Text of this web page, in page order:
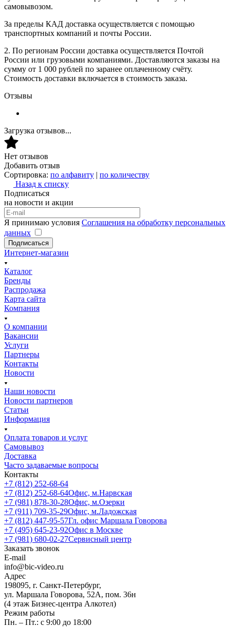
самовывозом.
За пределы КАД доставка осуществляется с помощью
транспортных компаний и почты России.
2. По регионам России доставка осуществляется Почтой
России или грузовыми компаниями. Доставляются заказы на
сумму от 1 000 рублей по заранее оплаченному счёту.
Стоимость доставки включается в стоимость заказа.
Отзывы
Загрузка отзывов...
Нет отзывов
Добавить отзыв
Сортировка: по алфавиту | по количеству
Назад к списку
Подписаться
на новости и акции
Я принимаю условия Соглашения на обработку персональных
данных
Подписаться
Интернет-магазин
Каталог
Бренды
Распродажа
Карта сайта
Компания
О компании
Вакансии
Услуги
Партнеры
Контакты
Новости
Наши новости
Новости партнеров
Статьи
Информация
Оплата товаров и услуг
Самовывоз
Доставка
Часто задаваемые вопросы
Контакты
+7 (812) 252-68-64
+7 (812) 252-68-64Офис, м.Нарвская
+7 (981) 878-30-28Офис, м.Озерки
+7 (911) 709-35-29Офис, м.Ладожская
+7 (812) 447-95-57Гл. офис Маршала Говорова
+7 (495) 645-23-92Офис в Москве
+7 (981) 680-02-27Сервисный центр
Заказать звонок
E-mail
info@bic-video.ru
Адрес
198095, г. Санкт-Петербург,
ул. Маршала Говорова, 52А, пом. 36н
(4 этаж Бизнес-центра Алкотел)
Режим работы
Пн. – Пт.: с 9:00 до 18:00